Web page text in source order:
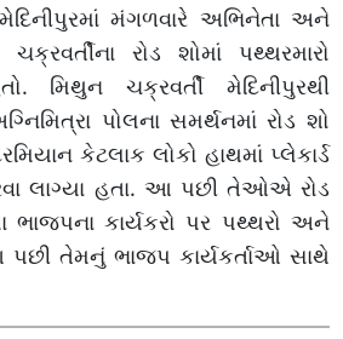
મંગળવારે અભિનેતા અને
રોડ શોમાં પથ્થરમારો
મિથુન ચક્રવર્તી મેદિનીપુરથી
પોલના સમર્થનમાં રોડ શો
કેટલાક લોકો હાથમાં પ્લેકાર્ડ
લાગ્યા હતા. આ પછી તેઓએ રોડ
ભાજપના કાર્યકરો પર પથ્થરો અને
તેમનું ભાજપ કાર્યકર્તાઓ સાથે